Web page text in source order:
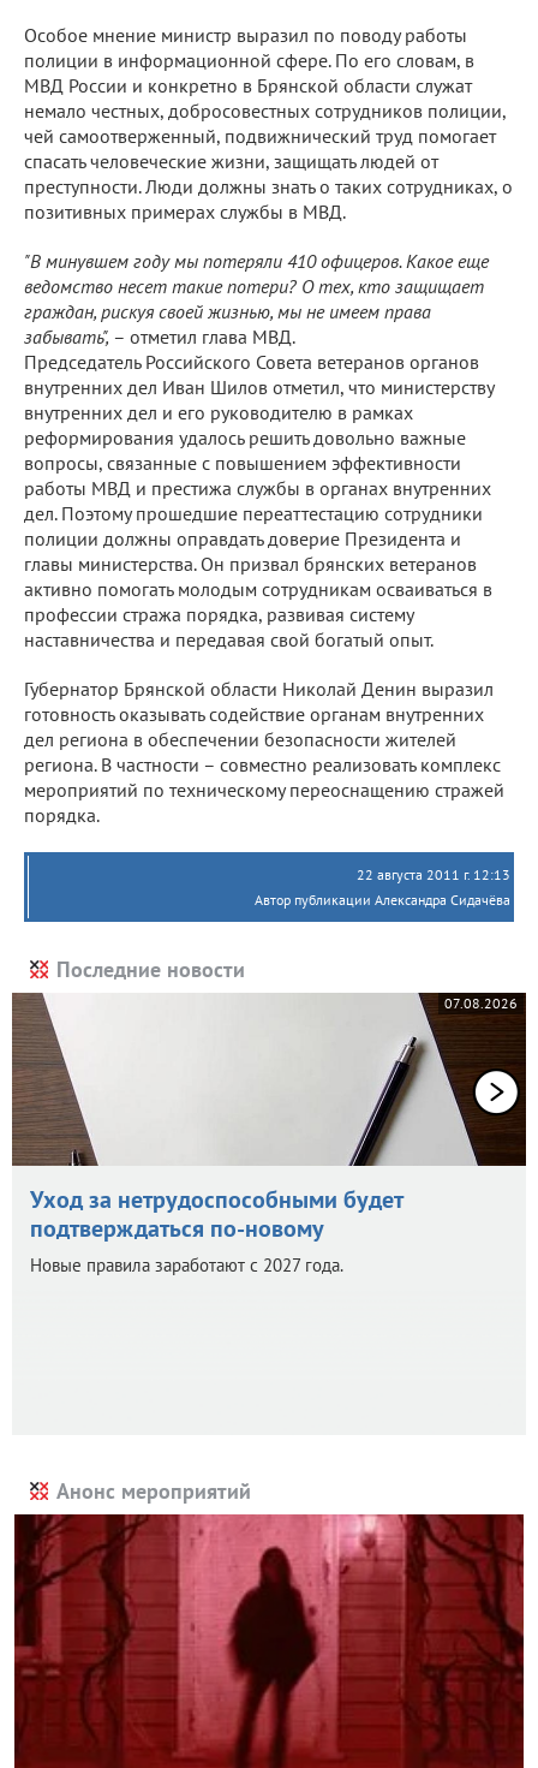
Особое мнение министр выразил по поводу работы
полиции в информационной сфере. По его словам, в
МВД России и конкретно в Брянской области служат
немало честных, добросовестных сотрудников полиции,
чей самоотверженный, подвижнический труд помогает
спасать человеческие жизни, защищать людей от
преступности. Люди должны знать о таких сотрудниках, о
позитивных примерах службы в МВД.
"В минувшем году мы потеряли 410 офицеров. Какое еще
ведомство несет такие потери? О тех, кто защищает
граждан, рискуя своей жизнью, мы не имеем права
забывать", – отметил глава МВД.
Председатель Российского Совета ветеранов органов
внутренних дел Иван Шилов отметил, что министерству
внутренних дел и его руководителю в рамках
реформирования удалось решить довольно важные
вопросы, связанные с повышением эффективности
работы МВД и престижа службы в органах внутренних
дел. Поэтому прошедшие переаттестацию сотрудники
полиции должны оправдать доверие Президента и
главы министерства. Он призвал брянских ветеранов
активно помогать молодым сотрудникам осваиваться в
профессии стража порядка, развивая систему
наставничества и передавая свой богатый опыт.
Губернатор Брянской области Николай Денин выразил
готовность оказывать содействие органам внутренних
дел региона в обеспечении безопасности жителей
региона. В частности – совместно реализовать комплекс
мероприятий по техническому переоснащению стражей
порядка.
22 августа 2011 г. 12:13
Автор публикации Александра Сидачёва
Последние новости
07.08.2026
Уход за нетрудоспособными будет
подтверждаться по-новому
Новые правила заработают с 2027 года.
Анонс мероприятий